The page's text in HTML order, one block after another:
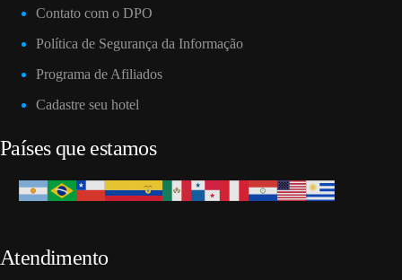
Contato com o DPO
Política de Segurança da Informação
Programa de Afiliados
Cadastre seu hotel
Países que estamos
Atendimento